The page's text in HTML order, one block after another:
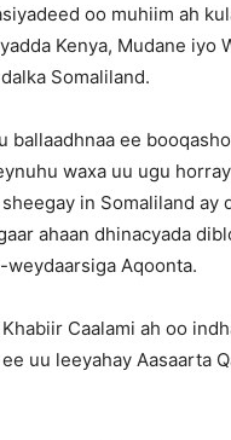
oo muhiim ah
Kenya, Mudane iyo
Somaliland.
ballaadhnaa ee
waxa uu ugu
in Somaliland ay
ahaan dhinacyada
weydaarsiga Aqoonta.
Caalami ah oo
uu leeyahay Aasaarta